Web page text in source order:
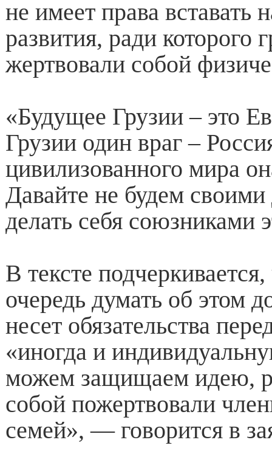
не имеет права вставать
развития, ради которого
жертвовали собой
«Будущее Грузии – это
Грузии один враг –
цивилизованного мира
Давайте не будем
делать себя союзниками
В тексте
очередь думать об этом
несет обязательства
«иногда и
можем защищаем идею,
собой пожертвовали
семей», — говорится в